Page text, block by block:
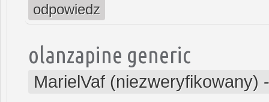
odpowiedz
olanzapine generic
MarielVaf (niezweryfikowany)